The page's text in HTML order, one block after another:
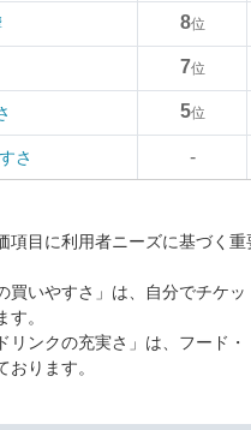
8位
7位
5位
さ -
目に利用者ニーズに基づく
いやすさ」は、自分でチケ
。
ンクの充実さ」は、フード
ります。